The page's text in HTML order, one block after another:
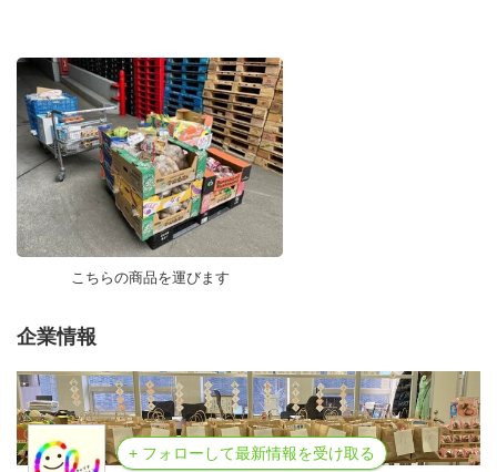
こちらの商品を運びます
企業情報
+ フォローして最新情報を受け取る